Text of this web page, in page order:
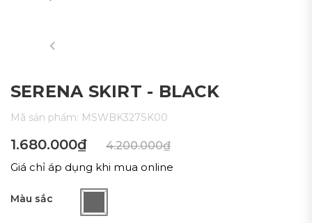
SERENA SKIRT - BLACK
Mã sản phẩm: MSWBK327SK00
1.680.000₫
4.200.000₫
Giá chỉ áp dụng khi mua online
Màu sắc